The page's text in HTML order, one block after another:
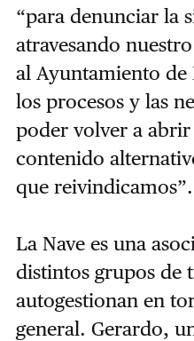
“para denunciar la
atravesando
al Ayuntamiento de
los procesos y las
poder volver a abrir
contenido
que reivindicamos”.
La Nave es una
distintos grupos de
autogestionan en
general. Gerardo,